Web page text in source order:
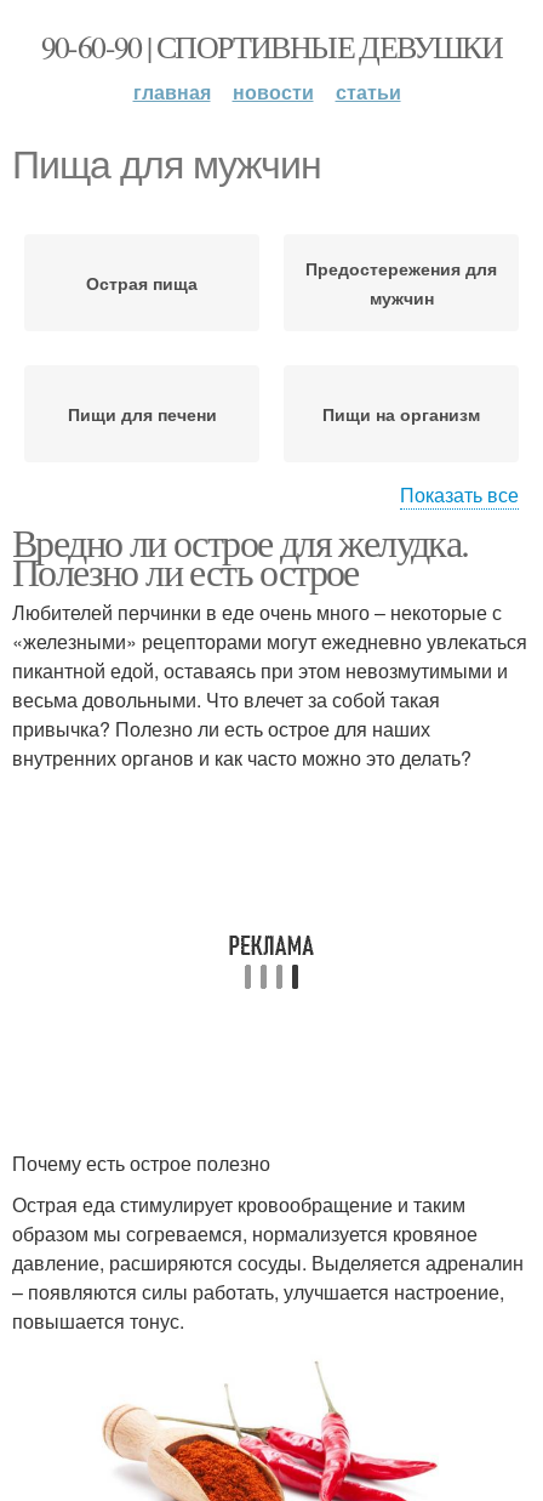
90-60-90 | СПОРТИВНЫЕ ДЕВУШКИ
главная новости статьи
Пища для мужчин
Острая пища
Предостережения для
мужчин
Пищи для печени Пищи на организм
Пища на организм Пищи на потенцию
Польза от острой пищи Пищи для мужчин
Показать все
Вредно ли острое для желудка.
Полезно ли есть острое
Любителей перчинки в еде очень много – некоторые с
«железными» рецепторами могут ежедневно увлекаться
пикантной едой, оставаясь при этом невозмутимыми и
весьма довольными. Что влечет за собой такая
привычка? Полезно ли есть острое для наших
внутренних органов и как часто можно это делать?
Почему есть острое полезно
Острая еда стимулирует кровообращение и таким
образом мы согреваемся, нормализуется кровяное
давление, расширяются сосуды. Выделяется адреналин
– появляются силы работать, улучшается настроение,
повышается тонус.